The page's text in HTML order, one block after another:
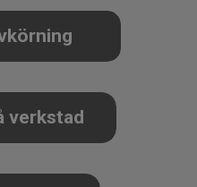
verkstad